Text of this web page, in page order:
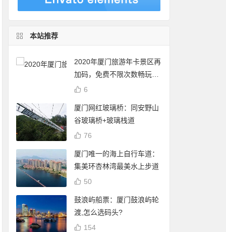
本站推荐
2020年厦门旅游年卡景区再
加码，免费不限次数畅玩24
个景点
6
厦门网红玻璃桥：同安野山
谷玻璃桥+玻璃栈道
76
厦门唯一的海上自行车道：
集美环杏林湾最美水上步道
50
鼓浪屿船票：厦门鼓浪屿轮
渡,怎么选码头?
154